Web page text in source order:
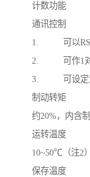
计数功能
通讯控制
1. 可以
2. 可作1对1
3. 可设定波
制动转矩
约20%，内含
运转温度
10~50℃（注2）
保存温度